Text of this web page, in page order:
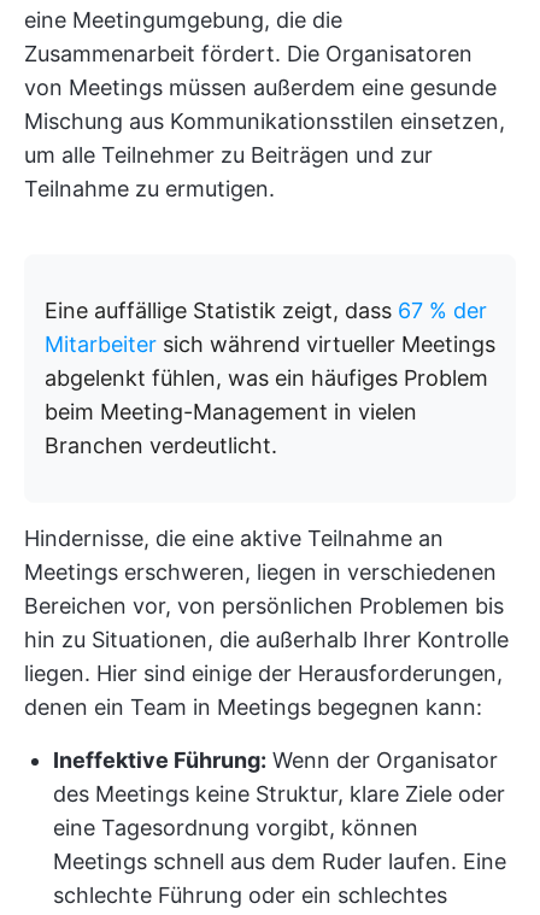
eine Meetingumgebung, die die
Zusammenarbeit fördert. Die Organisatoren
von Meetings müssen außerdem eine gesunde
Mischung aus Kommunikationsstilen einsetzen,
um alle Teilnehmer zu Beiträgen und zur
Teilnahme zu ermutigen.
Eine auffällige Statistik zeigt, dass 67 % der
Mitarbeiter sich während virtueller Meetings
abgelenkt fühlen, was ein häufiges Problem
beim Meeting-Management in vielen
Branchen verdeutlicht.
Hindernisse, die eine aktive Teilnahme an
Meetings erschweren, liegen in verschiedenen
Bereichen vor, von persönlichen Problemen bis
hin zu Situationen, die außerhalb Ihrer Kontrolle
liegen. Hier sind einige der Herausforderungen,
denen ein Team in Meetings begegnen kann:
Ineffektive Führung: Wenn der Organisator
des Meetings keine Struktur, klare Ziele oder
eine Tagesordnung vorgibt, können
Meetings schnell aus dem Ruder laufen. Eine
schlechte Führung oder ein schlechtes